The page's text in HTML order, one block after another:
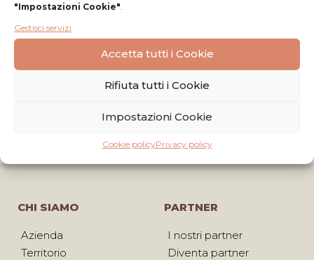
"Impostazioni Cookie"
Gestisci servizi
Accetta tutti i Cookie
Rifiuta tutti i Cookie
Impostazioni Cookie
Cookie policyPrivacy policy
Packaging sicuro
CHI SIAMO
Azienda
Territorio
PARTNER
I nostri partner
Diventa partner